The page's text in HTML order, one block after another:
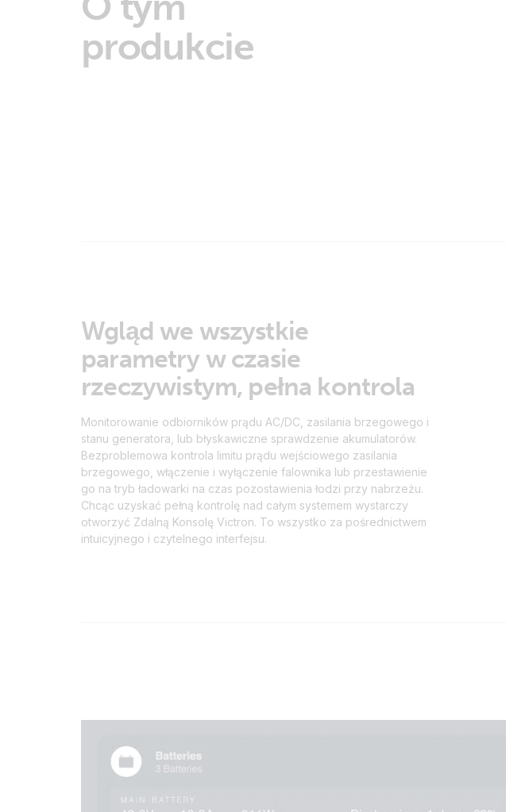
produkcie
Wgląd we wszystkie
parametry w czasie
rzeczywistym, pełna kontrola
Monitorowanie odbiorników prądu AC/DC, zasilania brzegowego i
stanu generatora, lub błyskawiczne sprawdzenie akumulatorów.
Bezproblemowa kontrola limitu prądu wejściowego zasilania
brzegowego, włączenie i wyłączenie falownika lub przestawienie
go na tryb ładowarki na czas pozostawienia łodzi przy nabrzeżu.
Chcąc uzyskać pełną kontrolę nad całym systemem wystarczy
otworzyć Zdalną Konsolę Victron. To wszystko za pośrednictwem
intuicyjnego i czytelnego interfejsu.